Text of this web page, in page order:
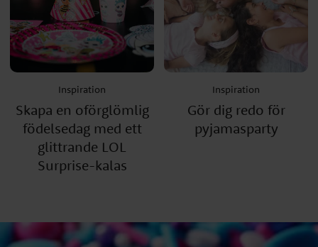
Inspiration
Skapa en oförglömlig
födelsedag med ett
glittrande LOL
Surprise-kalas
Inspiration
Gör dig redo för
pyjamasparty